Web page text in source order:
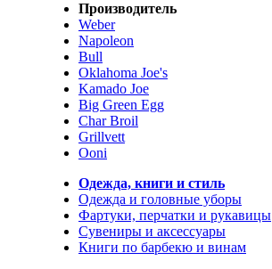
Производитель
Weber
Napoleon
Bull
Oklahoma Joe's
Kamado Joe
Big Green Egg
Char Broil
Grillvett
Ooni
Одежда, книги и стиль
Одежда и головные уборы
Фартуки, перчатки и рукавицы
Сувениры и аксессуары
Книги по барбекю и винам